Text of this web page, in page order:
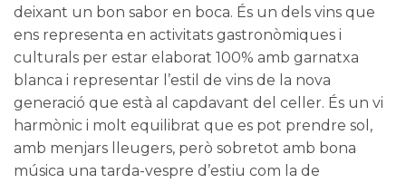
deixant un bon sabor en boca. És un dels vins que
ens representa en activitats gastronòmiques i
culturals per estar elaborat 100% amb garnatxa
blanca i representar l’estil de vins de la nova
generació que està al capdavant del celler. És un vi
harmònic i molt equilibrat que es pot prendre sol,
amb menjars lleugers, però sobretot amb bona
música una tarda-vespre d’estiu com la de